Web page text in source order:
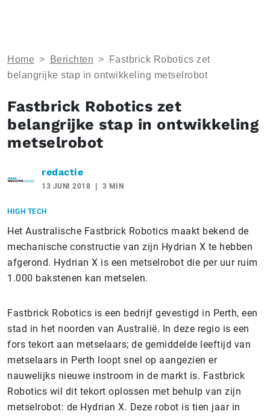
Home > Berichten >
Fastbrick Robotics zet
belangrijke stap in ontwikkeling metselrobot
Fastbrick Robotics zet
belangrijke stap in ontwikkeling
metselrobot
redactie
13 JUNI 2018 3 MIN
HIGH TECH
Het Australische Fastbrick Robotics maakt bekend de
mechanische constructie van zijn Hydrian X te hebben
afgerond. Hydrian X is een metselrobot die per uur ruim
1.000 bakstenen kan metselen.
Fastbrick Robotics is een bedrijf gevestigd in Perth, een
stad in het noorden van Australië. In deze regio is een
fors tekort aan metselaars; de gemiddelde leeftijd van
metselaars in Perth loopt snel op aangezien er
nauwelijks nieuwe instroom in de markt is. Fastbrick
Robotics wil dit tekort oplossen met behulp van zijn
metselrobot: de Hydrian X. Deze robot is tien jaar in